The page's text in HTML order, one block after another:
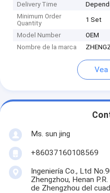
Delivery Time
Minimum Order
Quantity
1 Set
Model Number
OEM
Nombre de la marca
Vea
Ms. sun jing
+86037160108569
Ingeniería Co., Ltd
Zhengzhou, Henan
de Zhengzhou del